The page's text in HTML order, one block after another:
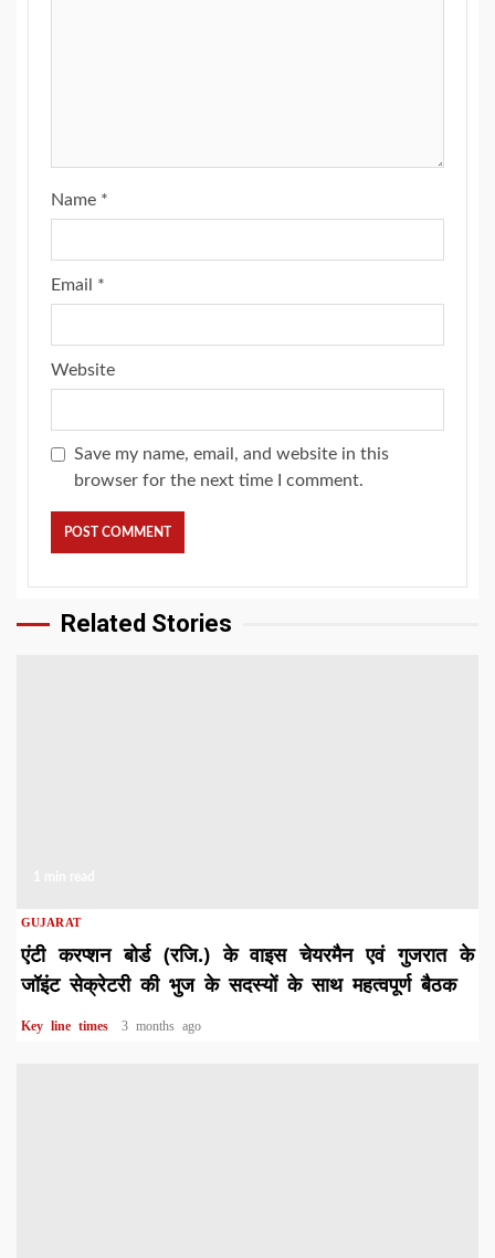
Name *
Email *
Website
Save my name, email, and website in this
browser for the next time I comment.
Related Stories
GUJARAT
एंटी करप्शन बोर्ड (रजि.) के वाइस चेयरमैन एवं गुजरात के
जॉइंट सेक्रेटरी की भुज के सदस्यों के साथ महत्वपूर्ण बैठक
Key line times 3 months ago